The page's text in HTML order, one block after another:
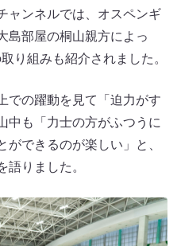
ャンネルでは、オスペンギ
島部屋の桐山親方によっ
り組みも紹介されました。
での躍動を見て「迫力がす
も「力士の方がふつうに
できるのが楽しい」と、
語りました。